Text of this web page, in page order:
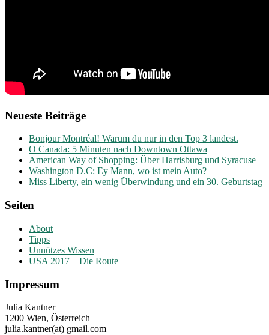
Neueste Beiträge
Bonjour Montréal! Warum du nur in den Top 3 landest.
O Canada: 5 Minuten nach Downtown Ottawa
American Way of Shopping: Über Harrisburg und Syracuse
Washington D.C: Ey Mann, wo ist mein Auto?
Miss Liberty, ein wenig Überwindung und ein 30. Geburtstag
Seiten
About
Tipps
Unnützes Wissen
USA 2017 – Die Route
Impressum
Julia Kantner
1200 Wien, Österreich
julia.kantner(at) gmail.com